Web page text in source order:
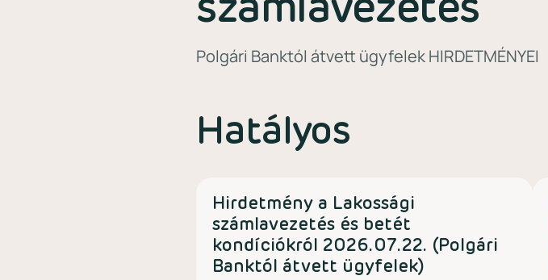
számlavezetés
Polgári Banktól átvett ügyfelek HIRDETMÉNYEI
Hatályos
Hirdetmény a Lakossági
számlavezetés és betét
kondíciókról 2026.07.22. (Polgári
Banktól átvett ügyfelek)